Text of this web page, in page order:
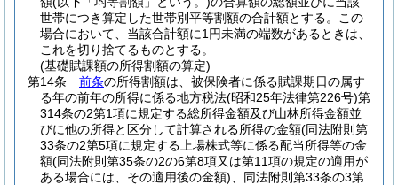
世帯につき算定した世帯別平等割額の合計額とする。
この
場合において、当該合計額に1円未満の端数があるときは、
これを切り捨てるものとする。
(基礎賦課額の所得割額の算定)
第14条
前条の所得割額は、被保険者に係る賦課期日の属す
る年の前年の所得に係る地方税法(昭和25年法律第226号)第
314条の2第1項に規定する総所得金額及び山林所得金額並
びに他の所得と区分して計算される所得の金額(同法附則第
33条の2第5項に規定する上場株式等に係る配当所得等の金
額(同法附則第35条の2の6第8項又は第11項の規定の適用が
ある場合には、その適用後の金額) 、同法附則第33条の3第